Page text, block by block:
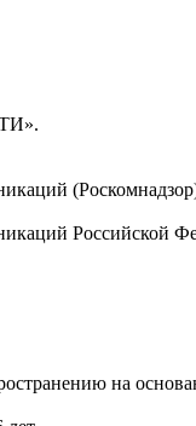
Российской
на